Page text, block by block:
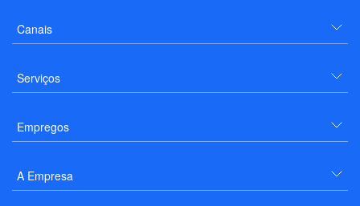
Canais
Serviços
Empregos
A Empresa